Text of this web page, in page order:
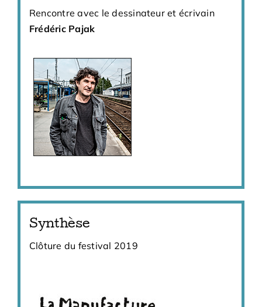
Rencontre avec le dessinateur et écrivain
Frédéric Pajak
Synthèse
Clôture du festival 2019